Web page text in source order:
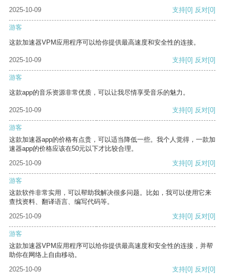
2025-10-09
支持[0] 反对[0]
游客
这款加速器VPM应用程序可以给你提供最高速度和安全性的连接。
2025-10-09 支持[0] 反对[0]
游客
这款app的音乐资源非常优质，可以让我尽情享受音乐的魅力。
2025-10-09 支持[0] 反对[0]
游客
这款加速器app的价格有点贵，可以适当降低一些。我个人觉得，一款加
速器app的价格应该在50元以下才比较合理。
2025-10-09
支持[0] 反对[0]
游客
这款软件非常实用，可以帮助我解决很多问题。比如，我可以使用它来
查找资料、翻译语言、编写代码等。
2025-10-09
支持[0] 反对[0]
游客
这款加速器VPM应用程序可以给你提供最高速度和安全性的连接，并帮
助你在网络上自由移动。
2025-10-09
支持[0] 反对[0]